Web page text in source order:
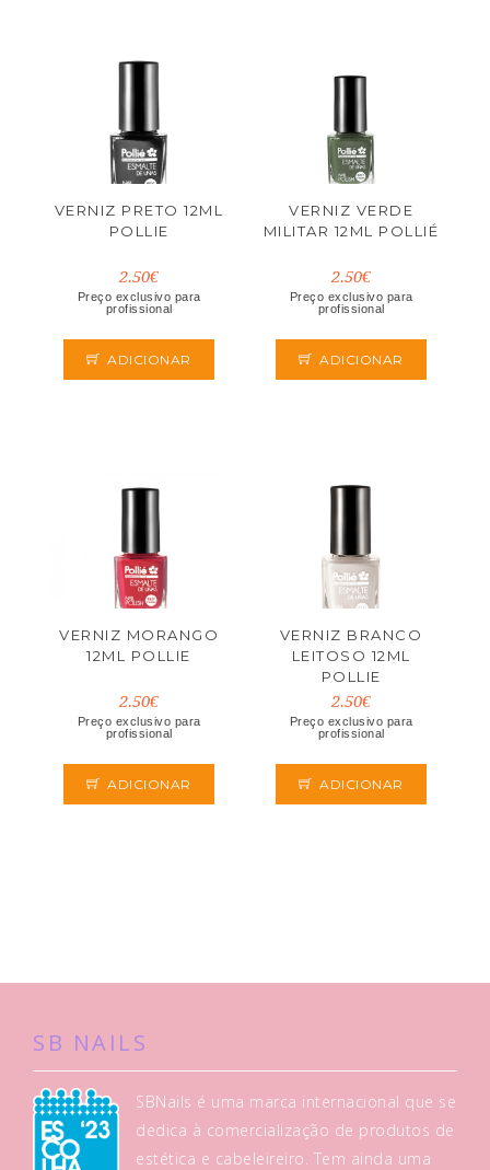
VERNIZ PRETO 12ML
POLLIE
2.50€
Preço exclusivo para
profissional
ADICIONAR
VERNIZ VERDE
MILITAR 12ML POLLIÉ
2.50€
Preço exclusivo para
profissional
ADICIONAR
VERNIZ MORANGO
12ML POLLIE
2.50€
Preço exclusivo para
profissional
ADICIONAR
VERNIZ BRANCO
LEITOSO 12ML
POLLIE
2.50€
Preço exclusivo para
profissional
ADICIONAR
SB NAILS
SBNails é uma marca internacional que se
dedica à comercialização de produtos de
estética e cabeleireiro. Tem ainda uma